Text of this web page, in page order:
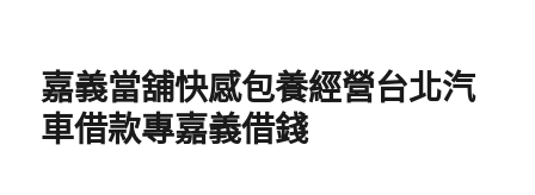
嘉義當舖快感包養經營台北汽
車借款專嘉義借錢